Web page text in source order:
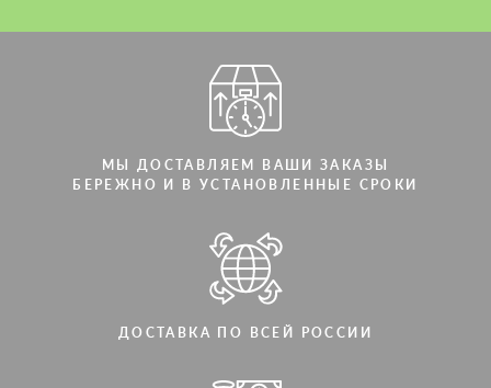
МЫ ДОСТАВЛЯЕМ ВАШИ ЗАКАЗЫ
БЕРЕЖНО И В УСТАНОВЛЕННЫЕ СРОКИ
ДОСТАВКА ПО ВСЕЙ РОССИИ